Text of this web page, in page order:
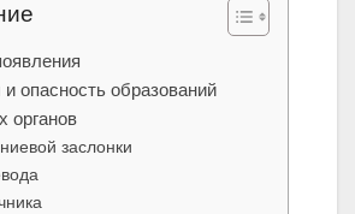
опасность образований
органов
заслонки